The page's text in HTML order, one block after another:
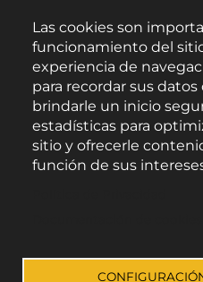
Aviso legal-Política
Accesibilidad
Las cookies son
funcionamiento del
experiencia de
para recordar sus
brindarle un inicio
estadísticas para
sitio y ofrecerle
función de sus